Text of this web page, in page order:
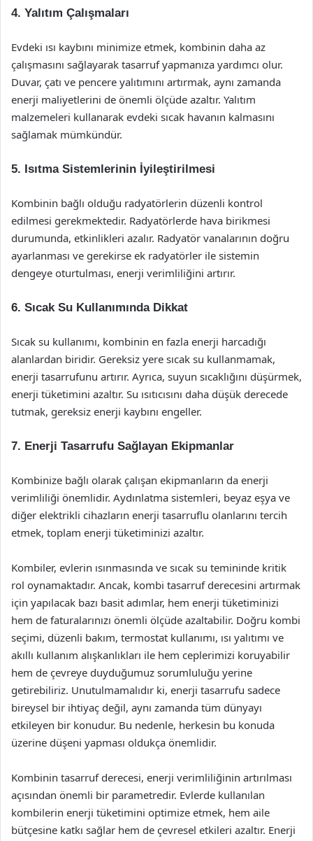
4. Yalıtım Çalışmaları
Evdeki ısı kaybını minimize etmek, kombinin daha az
çalışmasını sağlayarak tasarruf yapmanıza yardımcı olur.
Duvar, çatı ve pencere yalıtımını artırmak, aynı zamanda
enerji maliyetlerini de önemli ölçüde azaltır. Yalıtım
malzemeleri kullanarak evdeki sıcak havanın kalmasını
sağlamak mümkündür.
5. Isıtma Sistemlerinin İyileştirilmesi
Kombinin bağlı olduğu radyatörlerin düzenli kontrol
edilmesi gerekmektedir. Radyatörlerde hava birikmesi
durumunda, etkinlikleri azalır. Radyatör vanalarının doğru
ayarlanması ve gerekirse ek radyatörler ile sistemin
dengeye oturtulması, enerji verimliliğini artırır.
6. Sıcak Su Kullanımında Dikkat
Sıcak su kullanımı, kombinin en fazla enerji harcadığı
alanlardan biridir. Gereksiz yere sıcak su kullanmamak,
enerji tasarrufunu artırır. Ayrıca, suyun sıcaklığını düşürmek,
enerji tüketimini azaltır. Su ısıtıcısını daha düşük derecede
tutmak, gereksiz enerji kaybını engeller.
7. Enerji Tasarrufu Sağlayan Ekipmanlar
Kombinize bağlı olarak çalışan ekipmanların da enerji
verimliliği önemlidir. Aydınlatma sistemleri, beyaz eşya ve
diğer elektrikli cihazların enerji tasarruflu olanlarını tercih
etmek, toplam enerji tüketiminizi azaltır.
Kombiler, evlerin ısınmasında ve sıcak su temininde kritik
rol oynamaktadır. Ancak, kombi tasarruf derecesini artırmak
için yapılacak bazı basit adımlar, hem enerji tüketiminizi
hem de faturalarınızı önemli ölçüde azaltabilir. Doğru kombi
seçimi, düzenli bakım, termostat kullanımı, ısı yalıtımı ve
akıllı kullanım alışkanlıkları ile hem ceplerimizi koruyabilir
hem de çevreye duyduğumuz sorumluluğu yerine
getirebiliriz. Unutulmamalıdır ki, enerji tasarrufu sadece
bireysel bir ihtiyaç değil, aynı zamanda tüm dünyayı
etkileyen bir konudur. Bu nedenle, herkesin bu konuda
üzerine düşeni yapması oldukça önemlidir.
Kombinin tasarruf derecesi, enerji verimliliğinin artırılması
açısından önemli bir parametredir. Evlerde kullanılan
kombilerin enerji tüketimini optimize etmek, hem aile
bütçesine katkı sağlar hem de çevresel etkileri azaltır. Enerji